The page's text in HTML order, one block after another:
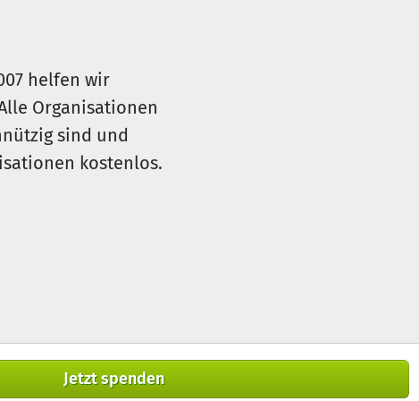
Jetzt spenden
helfen wir
Organisationen
sind und
kostenlos.